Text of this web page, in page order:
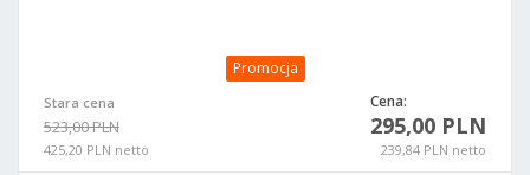
Promocja
Stara cena
523,00 PLN
425,20 PLN netto
Cena:
295,00 PLN
239,84 PLN netto